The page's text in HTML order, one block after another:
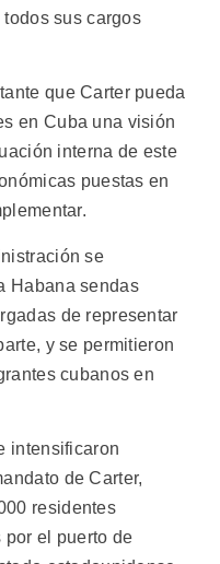
sus cargos
que Carter pueda
en Cuba una visión
interna de este
puestas en
se
Habana sendas
de representar
y se permitieron
cubanos en
intensificaron
de Carter,
residentes
el puerto de